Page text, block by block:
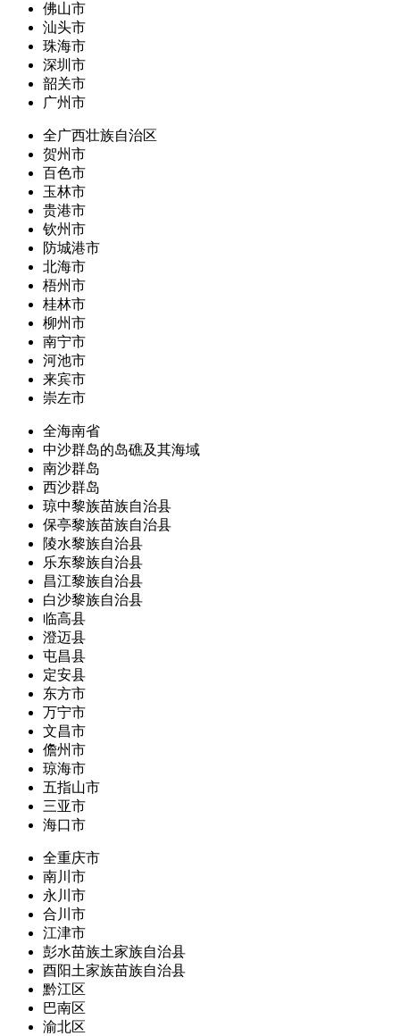
佛山市
汕头市
珠海市
深圳市
韶关市
广州市
全广西壮族自治区
贺州市
百色市
玉林市
贵港市
钦州市
防城港市
北海市
梧州市
桂林市
柳州市
南宁市
河池市
来宾市
崇左市
全海南省
中沙群岛的岛礁及其海域
南沙群岛
西沙群岛
琼中黎族苗族自治县
保亭黎族苗族自治县
陵水黎族自治县
乐东黎族自治县
昌江黎族自治县
白沙黎族自治县
临高县
澄迈县
屯昌县
定安县
东方市
万宁市
文昌市
儋州市
琼海市
五指山市
三亚市
海口市
全重庆市
南川市
永川市
合川市
江津市
彭水苗族土家族自治县
酉阳土家族苗族自治县
黔江区
巴南区
渝北区